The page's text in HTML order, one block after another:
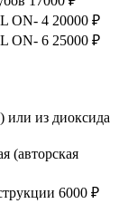
ON- 4 20000 ₽
ON- 6 25000 ₽
или из диоксида
(авторская
6000 ₽